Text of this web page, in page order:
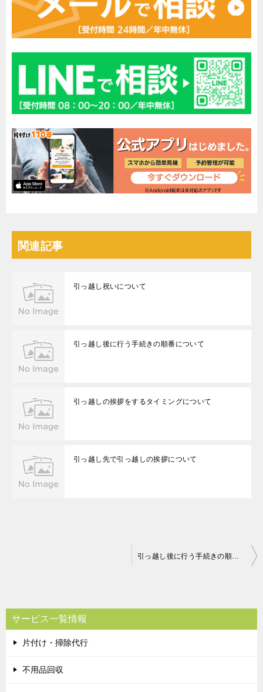
関連記事
引っ越し祝いについて
引っ越し後に行う手続きの順番について
引っ越しの挨拶をするタイミングについて
引っ越し先で引っ越しの挨拶について
ビ
ゲ
ー
シ
引っ越し後に行う手続きの順番について
サービス一覧情報
片付け・掃除代行
不用品回収